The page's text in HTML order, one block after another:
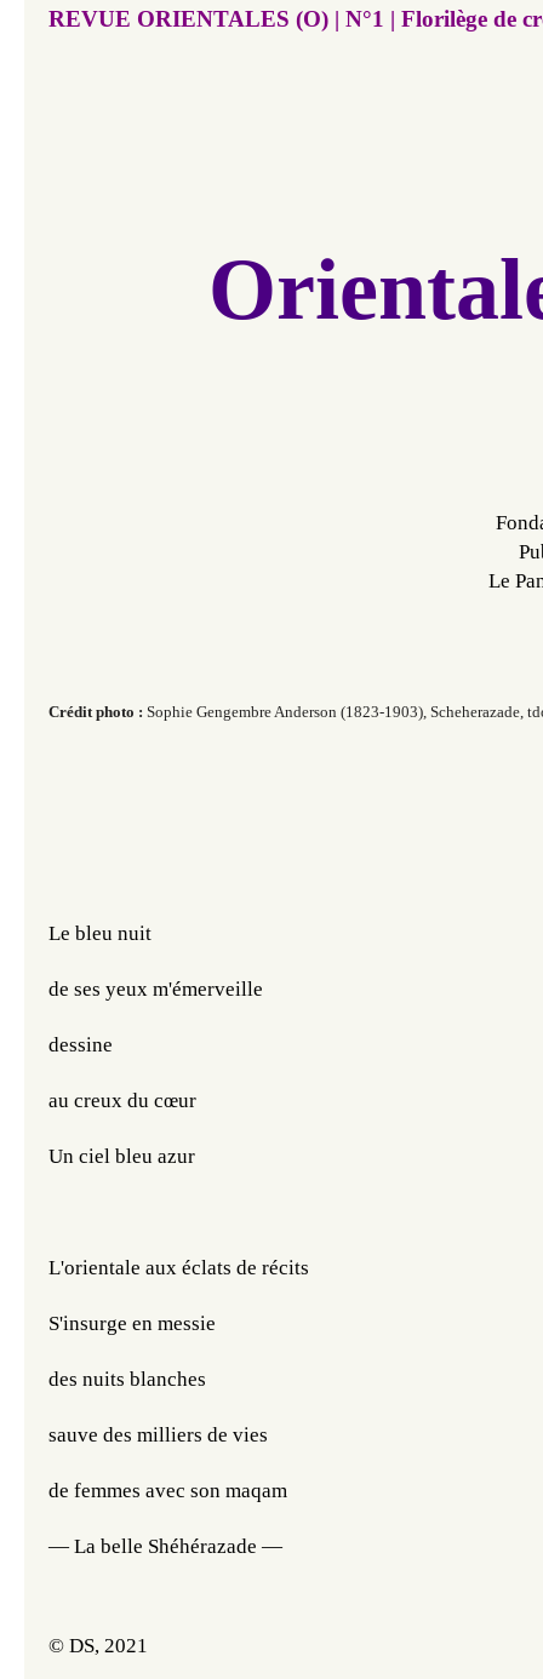
REVUE ORIENTALES (O) | N°1 | Florilège de
Le
Crédit photo : Sophie Gengembre Anderson (1823-1903), Scheherazade,
Le bleu nuit
de ses yeux m'émerveille
dessine
au creux du cœur
Un ciel bleu azur
L'orientale aux éclats de récits
S'insurge en messie
des nuits blanches
sauve des milliers de vies
de femmes avec son maqam
— La belle Shéhérazade —
© DS, 2021